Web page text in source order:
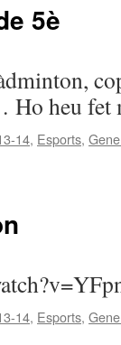
5è
Ho heu fet
14, Esports,
14, Esports,